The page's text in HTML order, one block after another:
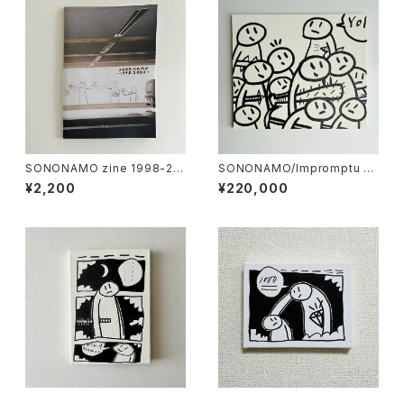
SONONAMO zine 1998-20
03
¥2,200
SONONAMO/Impromptu se
ries-Armed Crowds
¥220,000